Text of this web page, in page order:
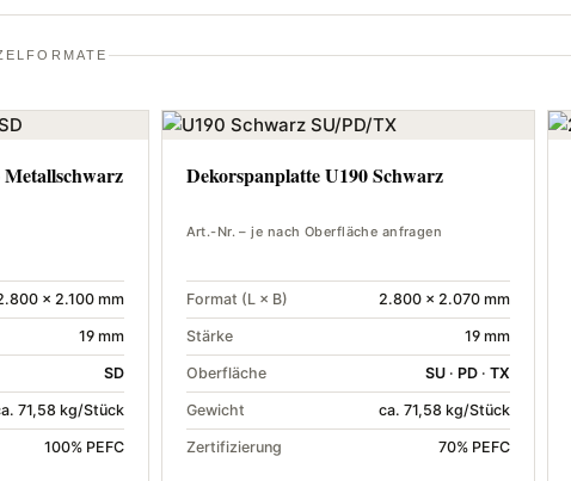
× 2.100 mm
19 mm
SD
71,58 kg/Stück
100% PEFC
Dekorspanplatte U190 Schwarz
Art.-Nr. – je nach Oberfläche anfragen
Format (L × B) 2.800 × 2.070 mm
Stärke 19 mm
Oberfläche SU · PD · TX
Gewicht ca. 71,58 kg/Stück
Zertifizierung 70% PEFC